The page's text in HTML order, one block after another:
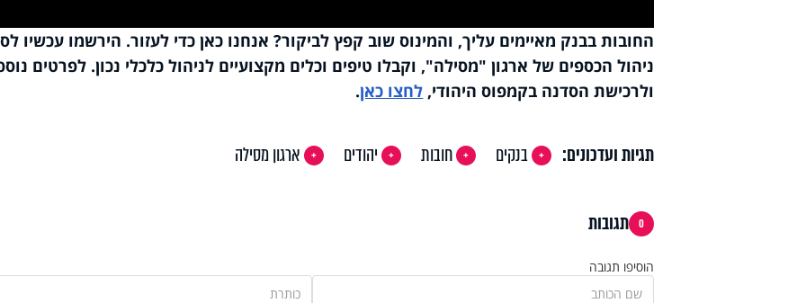
החובות בבנק מאיימים עליך, והמינוס שוב קפץ לביקור? אנחנו כאן כדי לעזור. הירשמו עכשיו
ניהול הכספים של ארגון "מסילה", וקבלו טיפים וכלים מקצועיים לניהול כלכלי נכון. לפרטים
ולרכישת הסדנה בקמפוס היהודי, לחצו כאן.
תגיות ועדכונים: בנקים חובות יהודים ארגון מסילה
0 תגובות
הוסיפו תגובה